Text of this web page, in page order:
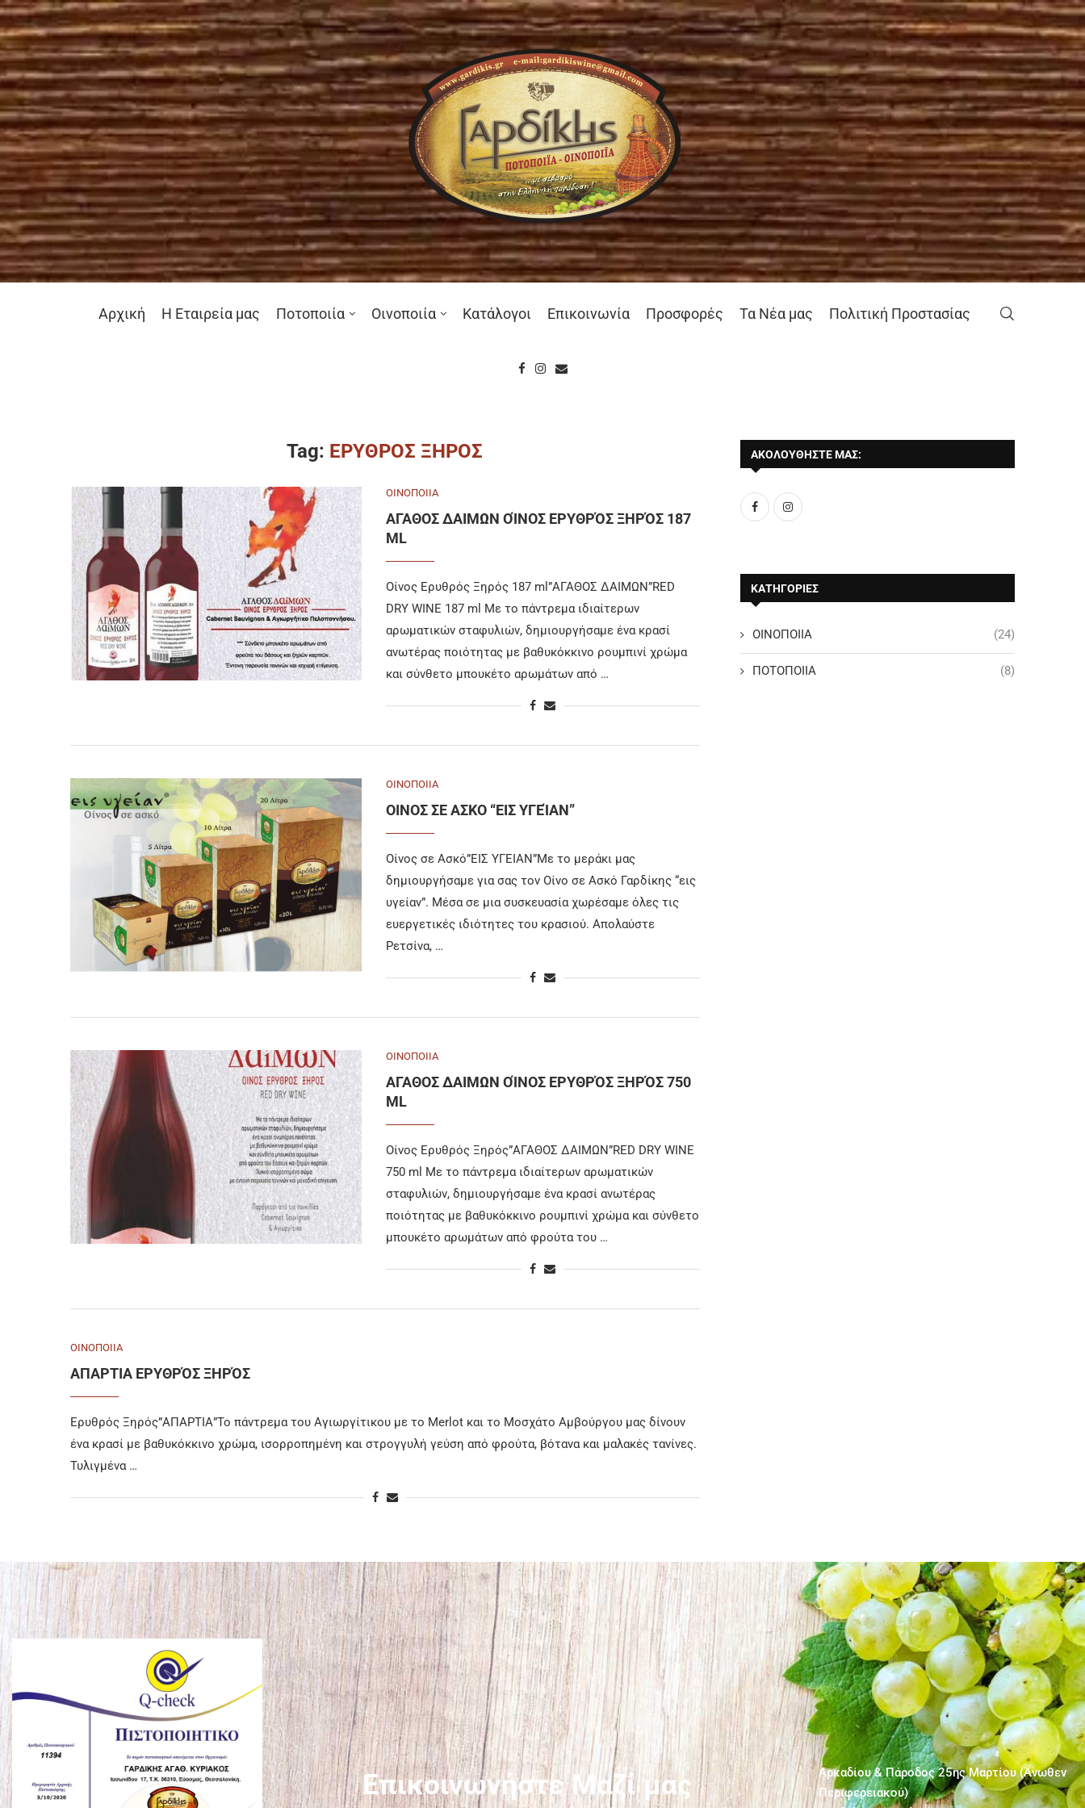
Αρχική Η Εταιρεία μας Ποτοποιία Οινοποιία Κατάλογοι Επικοινωνία Προσφορές Τα Νέα μας Πολιτική Προστασίας
Tag: ΕΡΥΘΡΟΣ ΞΗΡΟΣ
ΟΙΝΟΠΟΙΙΑ
ΑΓΑΘΟΣ ΔΑΙΜΩΝ ΟΊΝΟΣ ΕΡΥΘΡΌΣ ΞΗΡΌΣ 187
ML
Οίνος Ερυθρός Ξηρός 187 ml”ΑΓΑΘΟΣ ΔΑΙΜΩΝ”RED
DRY WINE 187 ml Με το πάντρεμα ιδιαίτερων
αρωματικών σταφυλιών, δημιουργήσαμε ένα κρασί
ανωτέρας ποιότητας με βαθυκόκκινο ρουμπινί χρώμα
και σύνθετο μπουκέτο αρωμάτων από …
ΟΙΝΟΠΟΙΙΑ
ΟΙΝΟΣ ΣΕ ΑΣΚΟ “ΕΙΣ ΥΓΕΊΑΝ”
Οίνος σε Ασκό”ΕΙΣ ΥΓΕΙΑΝ”Με το μεράκι μας
δημιουργήσαμε για σας τον Οίνο σε Ασκό Γαρδίκης “εις
υγείαν”. Μέσα σε μια συσκευασία χωρέσαμε όλες τις
ευεργετικές ιδιότητες του κρασιού. Απολαύστε
Ρετσίνα, …
ΟΙΝΟΠΟΙΙΑ
ΑΓΑΘΟΣ ΔΑΙΜΩΝ ΟΊΝΟΣ ΕΡΥΘΡΌΣ ΞΗΡΌΣ 750
ML
Οίνος Ερυθρός Ξηρός”ΑΓΑΘΟΣ ΔΑΙΜΩΝ”RED DRY WINE
750 ml Με το πάντρεμα ιδιαίτερων αρωματικών
σταφυλιών, δημιουργήσαμε ένα κρασί ανωτέρας
ποιότητας με βαθυκόκκινο ρουμπινί χρώμα και σύνθετο
μπουκέτο αρωμάτων από φρούτα του …
ΟΙΝΟΠΟΙΙΑ
ΑΠΑΡΤΙΑ ΕΡΥΘΡΌΣ ΞΗΡΌΣ
Ερυθρός Ξηρός”ΑΠΑΡΤΙΑ”Το πάντρεμα του Αγιωργίτικου με το Merlot και το Μοσχάτο Αμβούργου μας δίνουν
ένα κρασί με βαθυκόκκινο χρώμα, ισορροπημένη και στρογγυλή γεύση από φρούτα, βότανα και μαλακές τανίνες.
Τυλιγμένα …
ΑΚΟΛΟΥΘΗΣΤΕ ΜΑΣ:
ΚΑΤΗΓΟΡΙΕΣ
ΟΙΝΟΠΟΙΙΑ (24)
ΠΟΤΟΠΟΙΙΑ (8)
Επικοινωνήστε Μαζί μας
Αρκαδίου & Πάροδος 25ης Μαρτίου (Άνωθεν
Περιφερειακού)